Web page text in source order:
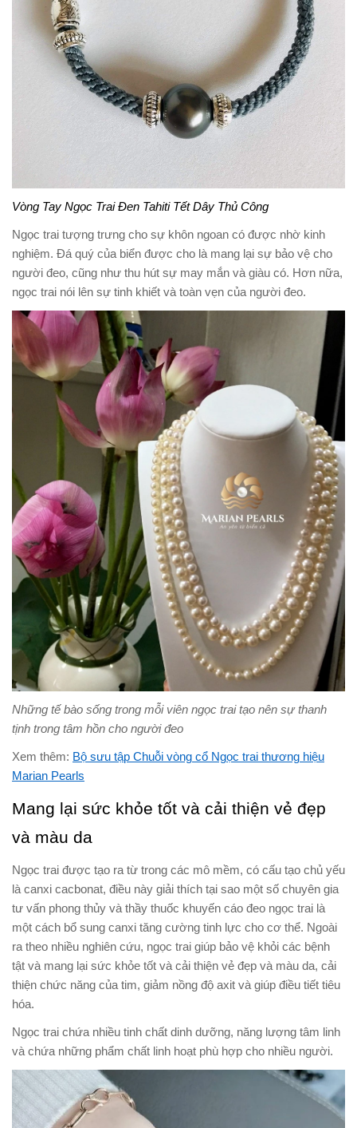
Vòng Tay Ngọc Trai Đen Tahiti Tết Dây Thủ Công
Ngọc trai tượng trưng cho sự khôn ngoan có được nhờ kinh
nghiệm. Đá quý của biển được cho là mang lại sự bảo vệ cho
người đeo, cũng như thu hút sự may mắn và giàu có. Hơn nữa,
ngọc trai nói lên sự tinh khiết và toàn vẹn của người đeo.
Những tế bào sống trong mỗi viên ngọc trai tạo nên sự thanh
tịnh trong tâm hồn cho người đeo
Xem thêm: Bộ sưu tập Chuỗi vòng cổ Ngọc trai thương hiệu
Marian Pearls
Mang lại sức khỏe tốt và cải thiện vẻ đẹp
và màu da
Ngọc trai được tạo ra từ trong các mô mềm, có cấu tạo chủ yếu
là canxi cacbonat, điều này giải thích tại sao một số chuyên gia
tư vấn phong thủy và thầy thuốc khuyến cáo đeo ngọc trai là
một cách bổ sung canxi tăng cường tinh lực cho cơ thể. Ngoài
ra theo nhiều nghiên cứu, ngọc trai giúp bảo vệ khỏi các bệnh
tật và mang lại sức khỏe tốt và cải thiện vẻ đẹp và màu da, cải
thiện chức năng của tim, giảm nồng độ axit và giúp điều tiết tiêu
hóa.
Ngọc trai chứa nhiều tinh chất dinh dưỡng, năng lượng tâm linh
và chứa những phẩm chất linh hoạt phù hợp cho nhiều người.